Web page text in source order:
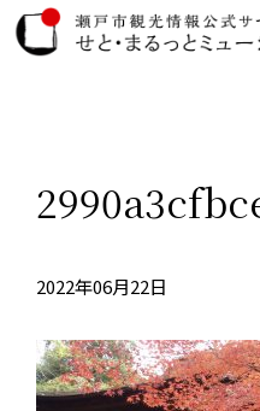
2022年06月22日